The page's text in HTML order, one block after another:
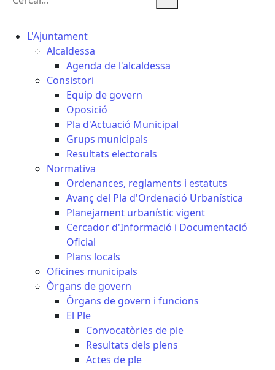
Cercar:
L'Ajuntament
Alcaldessa
Agenda de l'alcaldessa
Consistori
Equip de govern
Oposició
Pla d'Actuació Municipal
Grups municipals
Resultats electorals
Normativa
Ordenances, reglaments i estatuts
Avanç del Pla d'Ordenació Urbanística
Planejament urbanístic vigent
Cercador d'Informació i Documentació
Oficial
Plans locals
Oficines municipals
Òrgans de govern
Òrgans de govern i funcions
El Ple
Convocatòries de ple
Resultats dels plens
Actes de ple